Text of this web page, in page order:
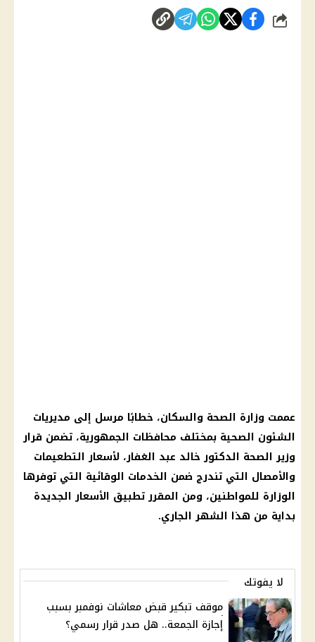
شارك
عممت وزارة الصحة والسكان، خطابًا مرسل إلى مديريات
الشئون الصحية بمختلف محافظات الجمهورية، تضمن قرار
وزير الصحة الدكتورخالد عبد الغفار، لأسعار التطعيمات
والأمصال التي تندرج ضمن الخدمات الوقائية التي توفرها
الوزارة للمواطنين، ومن المقرر تطبيق الأسعارالجديدة
بداية من هذا الشهر الجاري.
لا يفوتك
موقف تبكير قبض معاشات نوفمبر بسبب
إجازة الجمعة.. هل صدر قرار رسمي؟